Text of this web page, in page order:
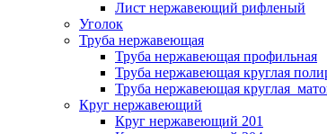
Лист нержавеющий рифленый
Уголок
Труба нержавеющая
Труба нержавеющая профильная
Труба нержавеющая круглая
Труба нержавеющая круглая
Круг нержавеющий
Круг нержавеющий 201